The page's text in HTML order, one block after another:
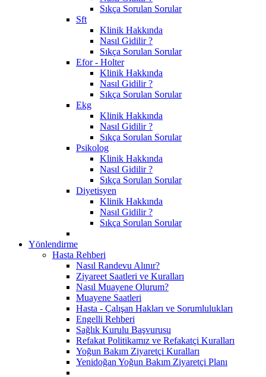
Sıkça Sorulan Sorular
Sft
Klinik Hakkında
Nasıl Gidilir ?
Sıkça Sorulan Sorular
Efor - Holter
Klinik Hakkında
Nasıl Gidilir ?
Sıkça Sorulan Sorular
Ekg
Klinik Hakkında
Nasıl Gidilir ?
Sıkça Sorulan Sorular
Psikolog
Klinik Hakkında
Nasıl Gidilir ?
Sıkça Sorulan Sorular
Diyetisyen
Klinik Hakkında
Nasıl Gidilir ?
Sıkça Sorulan Sorular
Yönlendirme
Hasta Rehberi
Nasıl Randevu Alınır?
Ziyareet Saatleri ve Kuralları
Nasıl Muayene Olurum?
Muayene Saatleri
Hasta - Çalışan Hakları ve Sorumlulukları
Engelli Rehberi
Sağlık Kurulu Başvurusu
Refakat Politikamız ve Refakatçi Kuralları
Yoğun Bakım Ziyaretçi Kuralları
Yenidoğan Yoğun Bakım Ziyaretçi Planı